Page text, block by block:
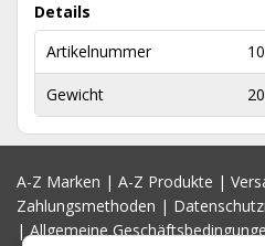
Details
Artikelnummer
Gewicht
A-Z Marken | A-Z Produkte |
Zahlungsmethoden |
|Allgemeine